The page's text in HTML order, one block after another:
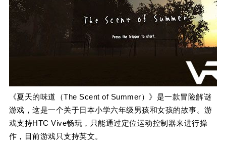
《夏天的味道（The Scent of Summer）》是一款冒险解谜
游戏，这是一个关于日本小学六年级男孩和女孩的故事。游
戏支持HTC Vive畅玩，只能通过定位运动控制器来进行操
作，目前游戏只支持英文。